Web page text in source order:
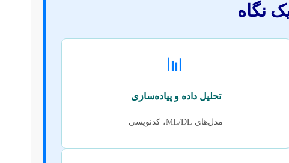
نگاه
📊
تحلیل داده و پیاده‌سازی
مدل‌های ML/DL، کدنویسی